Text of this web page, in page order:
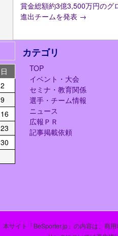
賞金総額約3億3,500万円のグ
進出チームを発表 →
日
2
9
16
23
30
カテゴリ
TOP
イベント・大会
セミナ・教育関係
選手・チーム情報
ニュース
広報ＰＲ
記事掲載依頼
本サイト「BeSporter.jp」の内容は、商